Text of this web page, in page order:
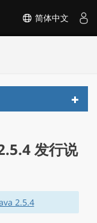
简体中文
发行说
2.5.4